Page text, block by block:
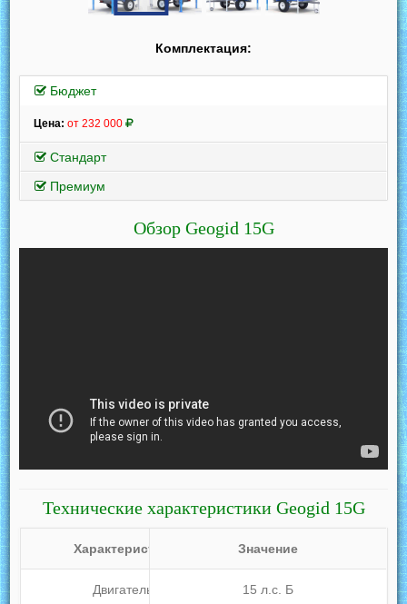
Комплектация:
Бюджет
Цена: от 232 000
Стандарт
Премиум
Обзор Geogid 15G
Технические характеристики Geogid 15G
Характеристика
Двигатель
Значение
15 л.с. Б